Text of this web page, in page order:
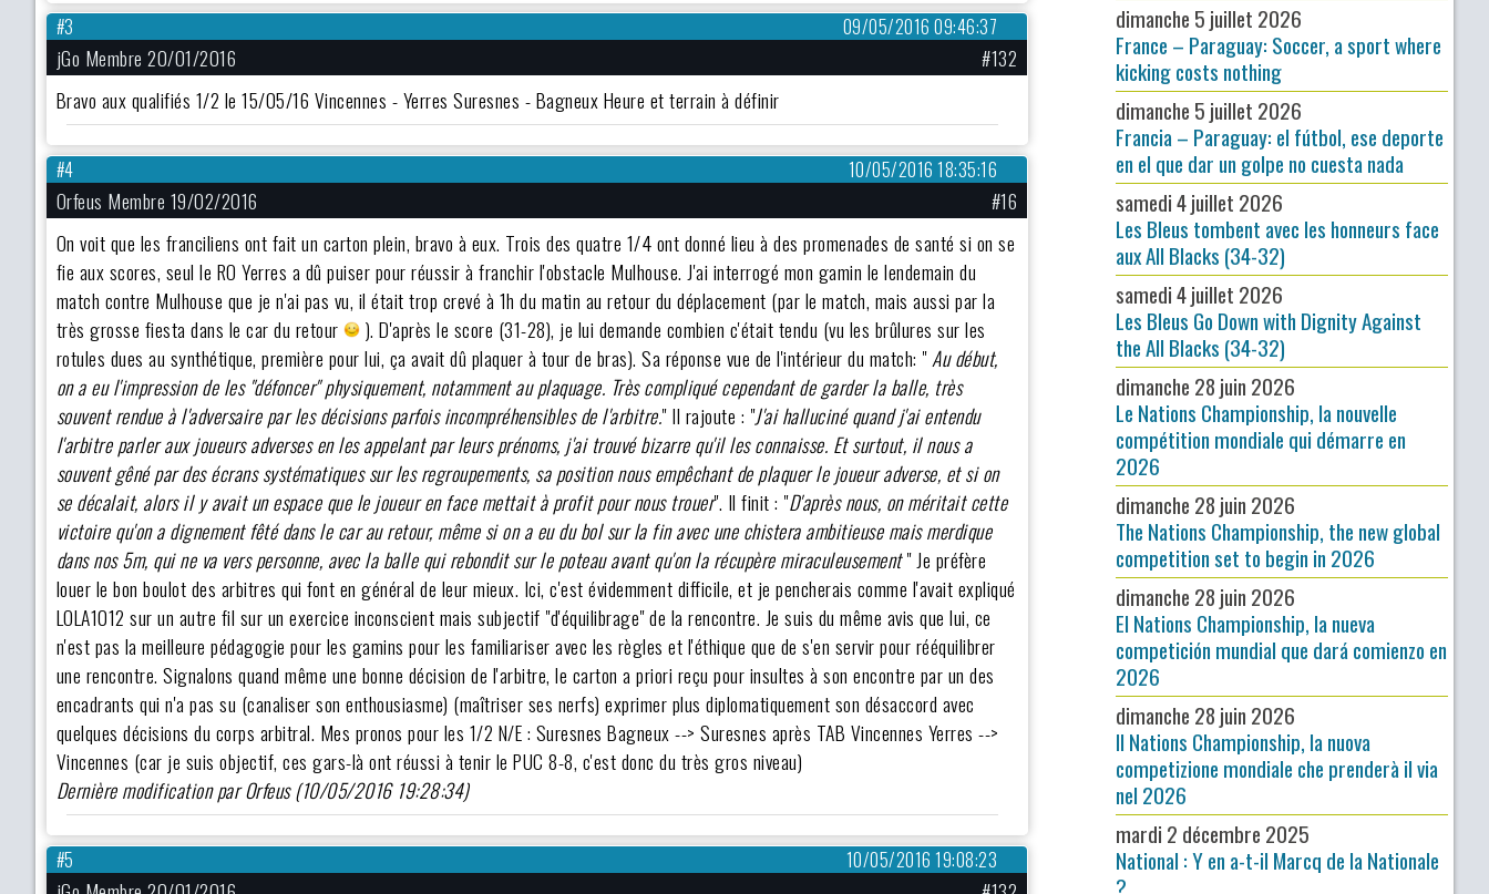
09/05/2016 09:46:37
#3
jGo Membre 20/01/2016
#132
Bravo aux qualifiés 1/2 le 15/05/16 Vincennes - Yerres Suresnes - Bagneux Heure et terrain à définir
10/05/2016 18:35:16
#4
Orfeus Membre 19/02/2016
#16
On voit que les franciliens ont fait un carton plein, bravo à eux. Trois des quatre 1/4 ont donné lieu à des promenades de santé si on se
fie aux scores, seul le RO Yerres a dû puiser pour réussir à franchir l'obstacle Mulhouse. J'ai interrogé mon gamin le lendemain du
match contre Mulhouse que je n'ai pas vu, il était trop crevé à 1h du matin au retour du déplacement (par le match, mais aussi par la
très grosse fiesta dans le car du retour
). D'après le score (31-28), je lui demande combien c'était tendu (vu les brûlures sur les
rotules dues au synthétique, première pour lui, ça avait dû plaquer à tour de bras). Sa réponse vue de l'intérieur du match: "Au début,
on a eu l'impression de les "défoncer" physiquement, notamment au plaquage. Très compliqué cependant de garder la balle, très
souvent rendue à l'adversaire par les décisions parfois incompréhensibles de l'arbitre." Il rajoute : "J'ai halluciné quand j'ai entendu
l'arbitre parler aux joueurs adverses en les appelant par leurs prénoms, j'ai trouvé bizarre qu'il les connaisse. Et surtout, il nous a
souvent gêné par des écrans systématiques sur les regroupements, sa position nous empêchant de plaquer le joueur adverse, et si on
se décalait, alors il y avait un espace que le joueur en face mettait à profit pour nous trouer". Il finit : "D'après nous, on méritait cette
victoire qu'on a dignement fêté dans le car au retour, même si on a eu du bol sur la fin avec une chistera ambitieuse mais merdique
dans nos 5m, qui ne va vers personne, avec la balle qui rebondit sur le poteau avant qu'on la récupère miraculeusement" Je préfère
louer le bon boulot des arbitres qui font en général de leur mieux. Ici, c'est évidemment difficile, et je pencherais comme l'avait expliqué
LOLA1012 sur un autre fil sur un exercice inconscient mais subjectif "d'équilibrage" de la rencontre. Je suis du même avis que lui, ce
n'est pas la meilleure pédagogie pour les gamins pour les familiariser avec les règles et l'éthique que de s'en servir pour rééquilibrer
une rencontre. Signalons quand même une bonne décision de l'arbitre, le carton a priori reçu pour insultes à son encontre par un des
encadrants qui n'a pas su (canaliser son enthousiasme) (maîtriser ses nerfs) exprimer plus diplomatiquement son désaccord avec
quelques décisions du corps arbitral. Mes pronos pour les 1/2 N/E : Suresnes Bagneux --> Suresnes après TAB Vincennes Yerres -->
Vincennes (car je suis objectif, ces gars-là ont réussi à tenir le PUC 8-8, c'est donc du très gros niveau)
Dernière modification par Orfeus (10/05/2016 19:28:34)
10/05/2016 19:08:23
#5
dimanche 5 juillet 2026
France – Paraguay: Soccer, a sport where
kicking costs nothing
dimanche 5 juillet 2026
Francia – Paraguay: el fútbol, ese deporte
en el que dar un golpe no cuesta nada
samedi 4 juillet 2026
Les Bleus tombent avec les honneurs face
aux All Blacks (34-32)
samedi 4 juillet 2026
Les Bleus Go Down with Dignity Against
the All Blacks (34-32)
dimanche 28 juin 2026
Le Nations Championship, la nouvelle
compétition mondiale qui démarre en
2026
dimanche 28 juin 2026
The Nations Championship, the new global
competition set to begin in 2026
dimanche 28 juin 2026
El Nations Championship, la nueva
competición mundial que dará comienzo en
2026
dimanche 28 juin 2026
Il Nations Championship, la nuova
competizione mondiale che prenderà il via
nel 2026
mardi 2 décembre 2025
National : Y en a-t-il Marcq de la Nationale
?